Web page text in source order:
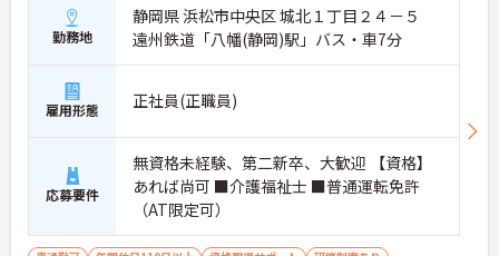
勤務地
静岡県 浜松市中央区 城北１丁目２４－５
遠州鉄道「八幡(静岡)駅」バス・車7分
雇用形態 正社員(正職員)
応募要件
無資格未経験、第二新卒、大歓迎 【資格】
あれば尚可 ■介護福祉士 ■普通運転免許
（AT限定可）